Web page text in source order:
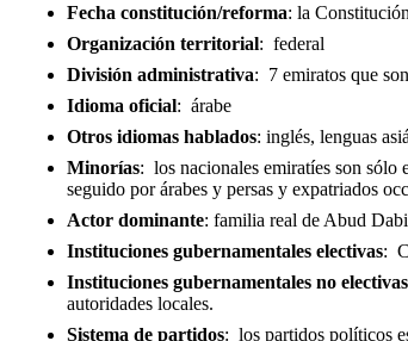
Fecha constitución/reforma: la
Organización territorial: federal
División administrativa: 7 emiratos que
Idioma oficial: árabe
Otros idiomas hablados: inglés, lenguas
Minorías: los nacionales emiratíes son sólo
seguido por árabes y persas y expatriados
Actor dominante: familia real de Abud
Instituciones gubernamentales electivas:
Instituciones gubernamentales no electivas
autoridades locales.
Sistema de partidos: los partidos políticos